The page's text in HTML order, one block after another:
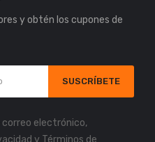
y obtén los cupones de
SUSCRÍBETE
correo electrónico,
y Términos de